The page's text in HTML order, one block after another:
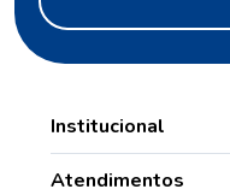
Institucional
Manipulação
Atendimentos